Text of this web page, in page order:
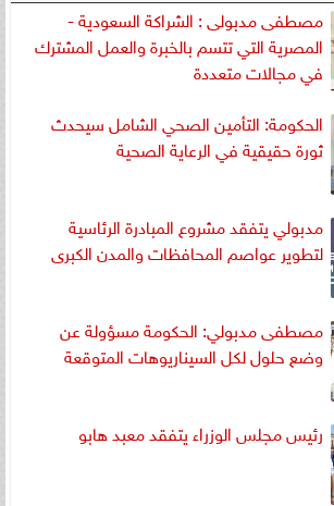
مصطفى مدبولى : الشراكة السعودية -
المصرية التي تتسم بالخبرة والعمل المشترك
في مجالات متعددة
الحكومة: التأمين الصحي الشامل سيحدث
ثورة حقيقية في الرعاية الصحية
مدبولي يتفقد مشروع المبادرة الرئاسية
لتطوير عواصم المحافظات والمدن الكبرى
مصطفى مدبولي: الحكومة مسؤولة عن
وضع حلول لكل السيناريوهات المتوقعة
رئيس مجلس الوزراء يتفقد معبد هابو